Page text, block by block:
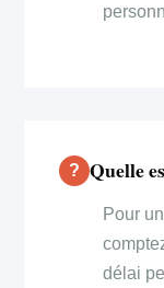
Quelle
Pour
délai